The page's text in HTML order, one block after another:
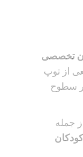
تخصصی
از توپ
سطوح
جمله